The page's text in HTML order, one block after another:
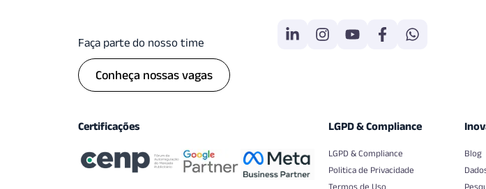
Faça parte do nosso time
Conheça nossas vagas
Certificações LGPD & Compliance
LGPD & Compliance
Politica de Privacidade
Termos de Uso
Blog